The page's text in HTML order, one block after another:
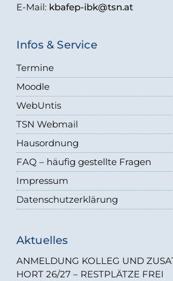
E-Mail: kbafep-ibk@tsn.at
Infos & Service
Termine
Moodle
WebUntis
TSN Webmail
Hausordnung
FAQ – häufig gestellte Fragen
Impressum
Datenschutzerklärung
Aktuelles
ANMELDUNG KOLLEG UND
HORT 26/27 – RESTPLÄTZE FREI